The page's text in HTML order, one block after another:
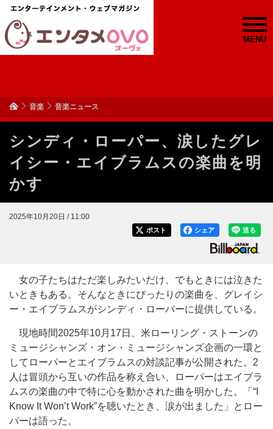
MENU
音楽 音楽ニュース
シンディ・ローパー、涙したグレ
イシー・エイブラムスの楽曲を明
かす
2025年10月20日 / 11:00
送る
シェア
ポスト
女の子たちはただ楽しみたいだけ、でもときには泣きた
いときもある。そんなときにぴったりの楽曲を、グレイシ
ー・エイブラムスがシンディ・ローパーに提供している。
現地時間2025年10月17日、米ローリング・ストーンの
ミュージシャンズ・オン・ミュージシャンズ企画の一環と
してローパーとエイブラムスの対談記事が公開された。2
人は冒頭から互いの作品を称え合い、ローパーはエイブラ
ムスの楽曲の中で特に心を動かされた曲を明かした。「“I
Know It Won’t Work”を聴いたとき、涙が出ました」とロー
パーは語った。